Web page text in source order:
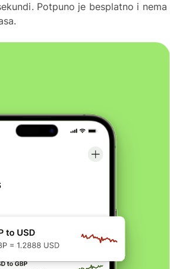
Potpuno je besplatno i nema